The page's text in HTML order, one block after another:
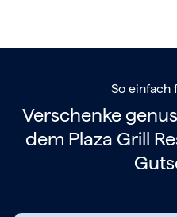
So einfach
Verschenke
dem Plaza Grill